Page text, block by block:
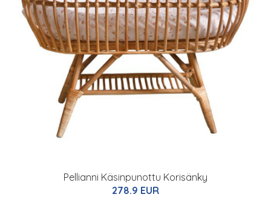
Pellianni Käsinpunottu Korisänky
278.9 EUR